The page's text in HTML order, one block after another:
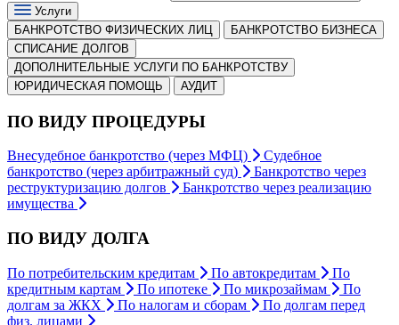
Услуги
БАНКРОТСТВО ФИЗИЧЕСКИХ ЛИЦ
БАНКРОТСТВО БИЗНЕСА
СПИСАНИЕ ДОЛГОВ
ДОПОЛНИТЕЛЬНЫЕ УСЛУГИ ПО БАНКРОТСТВУ
ЮРИДИЧЕСКАЯ ПОМОЩЬ
АУДИТ
ПО ВИДУ ПРОЦЕДУРЫ
Внесудебное банкротство (через МФЦ)
Судебное
банкротство (через арбитражный суд)
Банкротство через
реструктуризацию долгов
Банкротство через реализацию
имущества
ПО ВИДУ ДОЛГА
По потребительским кредитам По автокредитам
По
кредитным картам
По ипотеке По микрозаймам
По
долгам за ЖКХ
По налогам и сборам
По долгам перед
физ. лицами